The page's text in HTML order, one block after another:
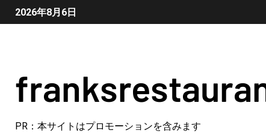
2026年8月6日
PR：本サイトはプロモーションを含みます